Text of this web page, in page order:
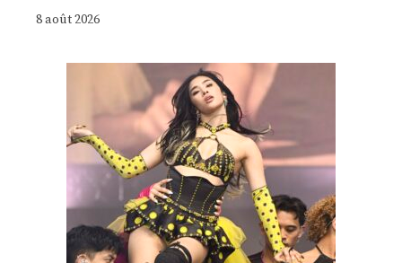
8 août 2026